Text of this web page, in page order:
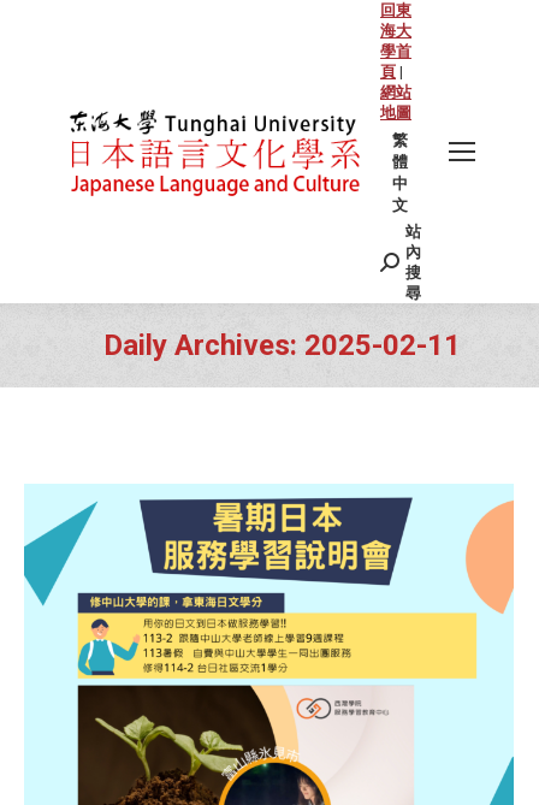
回東
海大
學首
頁 |
網站
地圖
繁
體
中
文
Search:
站
內
搜
尋
Daily Archives: 2025-02-11
You are here: